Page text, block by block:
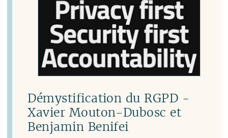
Démystification du RGPD -
Xavier Mouton-Dubosc et
Benjamin Benifei